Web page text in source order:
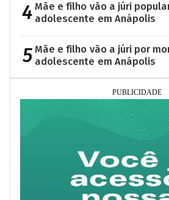
4 Mãe e filho vão a júri
adolescente em Anápolis
5 Mãe e filho vão a júri por
adolescente em Anápolis